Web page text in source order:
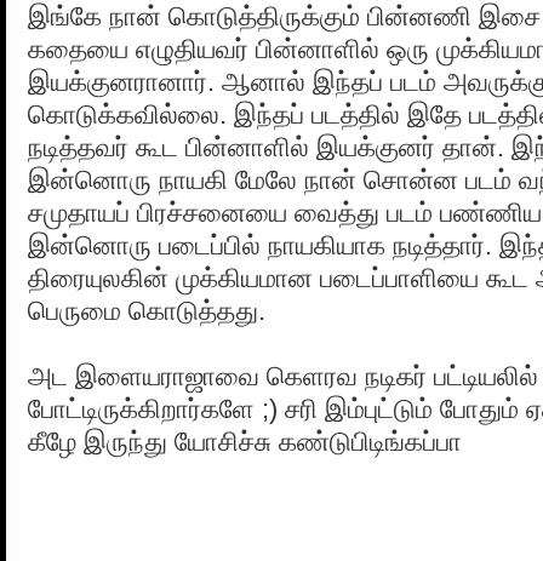
இங்கே நான் கொடுத்திருக்கும் பின்னணி
கதையை எழுதியவர் பின்னாளில் ஒரு
இயக்குனரானார். ஆனால் இந்தப் படம்
கொடுக்கவில்லை. இந்தப் படத்தில் இதே
நடித்தவர் கூட பின்னாளில் இயக்குனர் தான்.
இன்னொரு நாயகி மேலே நான் சொன்ன படம்
சமுதாயப் பிரச்சனையை வைத்து படம்
இன்னொரு படைப்பில் நாயகியாக நடித்தார்.
திரையுலகின் முக்கியமான படைப்பாளியை கூட
பெருமை கொடுத்தது.
அட இளையராஜாவை கெளரவ நடிகர் பட்டியலில்
போட்டிருக்கிறார்களே ;) சரி இம்புட்டும் போதும்
கீழே இருந்து யோசிச்சு கண்டுபிடிங்கப்பா